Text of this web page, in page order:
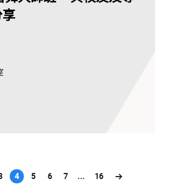
享
4
(current)
5 6 7 ... 16